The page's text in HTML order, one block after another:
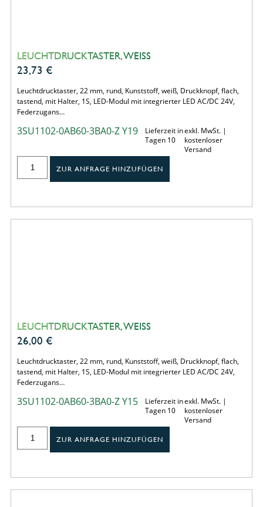
LEUCHTDRUCKTASTER, WEISS
23,73 €
Leuchtdrucktaster, 22 mm, rund, Kunststoff, weiß, Druckknopf, flach,
tastend, mit Halter, 1S, LED-Modul mit integrierter LED AC/DC 24V,
Federzugans…
3SU1102-0AB60-3BA0-Z Y19
Lieferzeit in
Tagen 10
exkl. MwSt. |
kostenloser
Versand
ZUR ANFRAGE HINZUFÜGEN
LEUCHTDRUCKTASTER, WEISS
26,00 €
Leuchtdrucktaster, 22 mm, rund, Kunststoff, weiß, Druckknopf, flach,
tastend, mit Halter, 1S, LED-Modul mit integrierter LED AC/DC 24V,
Federzugans…
3SU1102-0AB60-3BA0-Z Y15
Lieferzeit in
Tagen 10
exkl. MwSt. |
kostenloser
Versand
ZUR ANFRAGE HINZUFÜGEN